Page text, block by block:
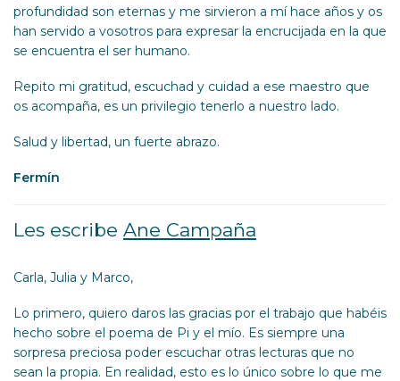
profundidad son eternas y me sirvieron a mí hace años y os
han servido a vosotros para expresar la encrucijada en la que
se encuentra el ser humano.
Repito mi gratitud, escuchad y cuidad a ese maestro que
os acompaña, es un privilegio tenerlo a nuestro lado.
Salud y libertad, un fuerte abrazo.
Fermín
Les escribe Ane Campaña
Carla, Julia y Marco,
Lo primero, quiero daros las gracias por el trabajo que habéis
hecho sobre el poema de Pi y el mío. Es siempre una
sorpresa preciosa poder escuchar otras lecturas que no
sean la propia. En realidad, esto es lo único sobre lo que me